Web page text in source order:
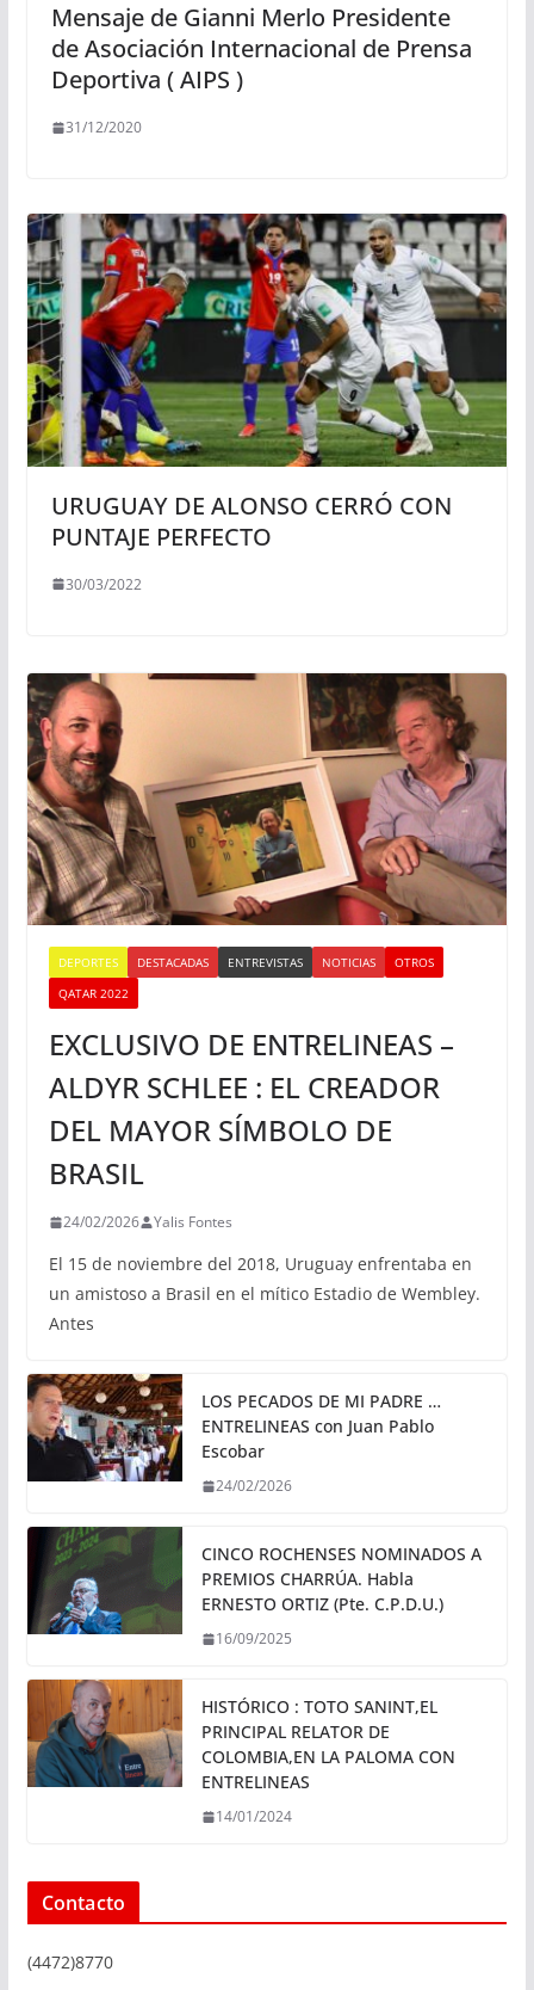
Mensaje de Gianni Merlo Presidente
de Asociación Internacional de Prensa
Deportiva ( AIPS )
31/12/2020
URUGUAY DE ALONSO CERRÓ CON
PUNTAJE PERFECTO
30/03/2022
DEPORTES DESTACADAS ENTREVISTAS NOTICIAS
OTROS
QATAR 2022
EXCLUSIVO DE ENTRELINEAS –
ALDYR SCHLEE : EL CREADOR
DEL MAYOR SÍMBOLO DE
BRASIL
24/02/2026 Yalis Fontes
El 15 de noviembre del 2018, Uruguay enfrentaba en
un amistoso a Brasil en el mítico Estadio de Wembley.
Antes
LOS PECADOS DE MI PADRE …
ENTRELINEAS con Juan Pablo
Escobar
24/02/2026
CINCO ROCHENSES NOMINADOS A
PREMIOS CHARRÚA. Habla
ERNESTO ORTIZ (Pte. C.P.D.U.)
16/09/2025
HISTÓRICO : TOTO SANINT,EL
PRINCIPAL RELATOR DE
COLOMBIA,EN LA PALOMA CON
ENTRELINEAS
14/01/2024
Contacto
(4472)8770